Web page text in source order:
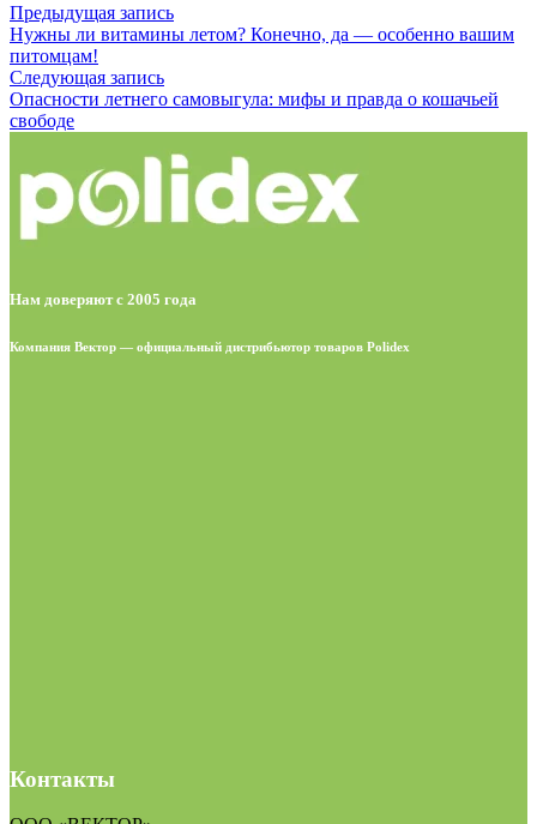
Предыдущая запись
Нужны ли витамины летом? Конечно, да — особенно вашим
питомцам!
Следующая запись
Опасности летнего самовыгула: мифы и правда о кошачьей
свободе
Нам доверяют с 2005 года
Компания Вектор — официальный дистрибьютор товаров Polidex
Контакты